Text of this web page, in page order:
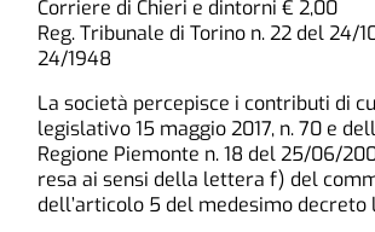
Corriere di Chieri e dintorni € 2,00
Reg. Tribunale di Torino n. 22 del 24/
24/1948
La società percepisce i contributi di
legislativo 15 maggio 2017, n. 70 e
Regione Piemonte n. 18 del 25/06/
resa ai sensi della lettera f) del
dell’articolo 5 del medesimo decreto